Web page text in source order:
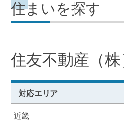
住まいを探す
住友不動産（株
対応エリア
近畿